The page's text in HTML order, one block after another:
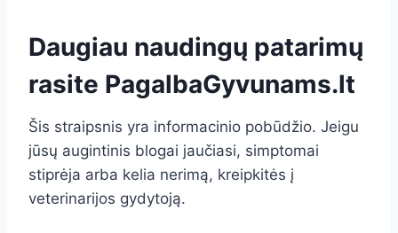
Daugiau naudingų patarimų
rasite PagalbaGyvunams.lt
Šis straipsnis yra informacinio pobūdžio. Jeigu
jūsų augintinis blogai jaučiasi, simptomai
stiprėja arba kelia nerimą, kreipkitės į
veterinarijos gydytoją.